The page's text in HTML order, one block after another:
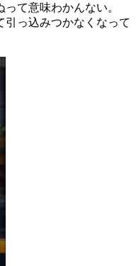
て意味わかんない。
引っ込みつかなくなって